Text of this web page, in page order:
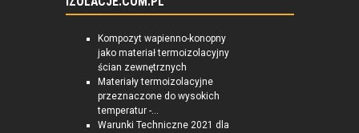
Kompozyt wapienno-konopny
jako materiał termoizolacyjny
ścian zewnętrznych
Materiały termoizolacyjne
przeznaczone do wysokich
temperatur -...
Warunki Techniczne 2021 dla